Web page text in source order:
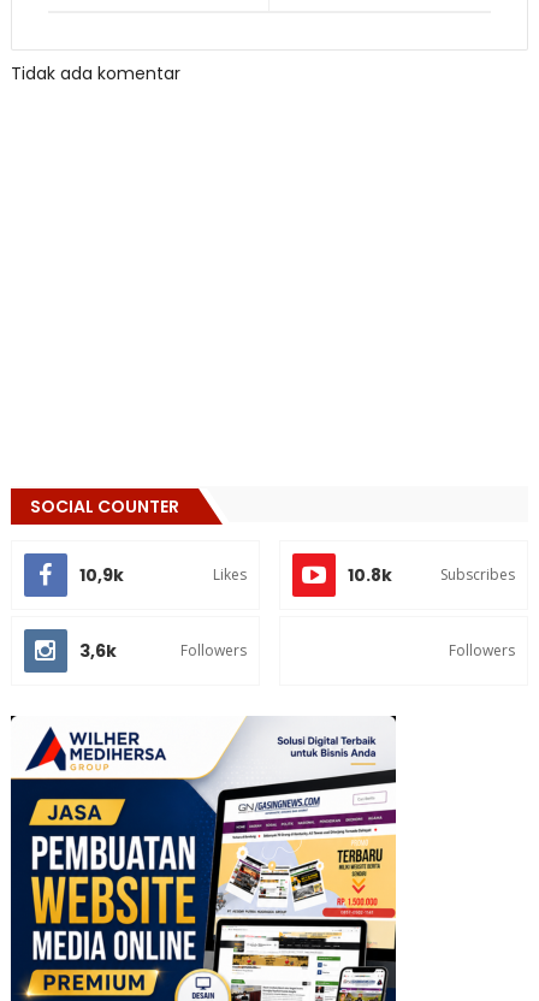
Tidak ada komentar
SOCIAL COUNTER
10,9k Likes 10.8k Subscribes
3,6k Followers Followers